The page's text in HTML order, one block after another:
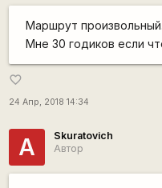
Маршрут
Мне 30 годиков если
favorite_border
24 Апр, 2018 14:34
А
Skuratovich
Автор